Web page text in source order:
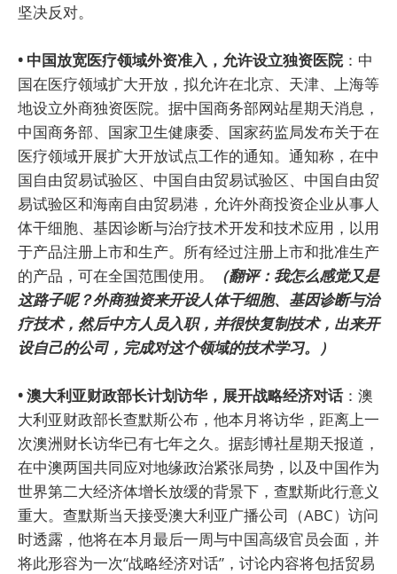
坚决反对。
• 中国放宽医疗领域外资准入，允许设立独资医院：中
国在医疗领域扩大开放，拟允许在北京、天津、上海等
地设立外商独资医院。据中国商务部网站星期天消息，
中国商务部、国家卫生健康委、国家药监局发布关于在
医疗领域开展扩大开放试点工作的通知。通知称，在中
国自由贸易试验区、中国自由贸易试验区、中国自由贸
易试验区和海南自由贸易港，允许外商投资企业从事人
体干细胞、基因诊断与治疗技术开发和技术应用，以用
于产品注册上市和生产。所有经过注册上市和批准生产
的产品，可在全国范围使用。
（翻评：我怎么感觉又是
这路子呢？外商独资来开设人体干细胞、基因诊断与治
疗技术，然后中方人员入职，并很快复制技术，出来开
设自己的公司，完成对这个领域的技术学习。）
• 澳大利亚财政部长计划访华，展开战略经济对话：澳
大利亚财政部长查默斯公布，他本月将访华，距离上一
次澳洲财长访华已有七年之久。据彭博社星期天报道，
在中澳两国共同应对地缘政治紧张局势，以及中国作为
世界第二大经济体增长放缓的背景下，查默斯此行意义
重大。查默斯当天接受澳大利亚广播公司（ABC）访问
时透露，他将在本月最后一周与中国高级官员会面，并
将此形容为一次“战略经济对话”，讨论内容将包括贸易